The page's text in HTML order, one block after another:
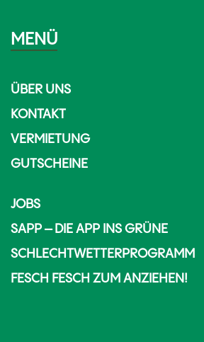
MENÜ
ÜBER UNS
KONTAKT
VERMIETUNG
GUTSCHEINE
JOBS
SAPP – DIE APP INS GRÜNE
SCHLECHTWETTERPROGRAMM
FESCH FESCH ZUM ANZIEHEN!